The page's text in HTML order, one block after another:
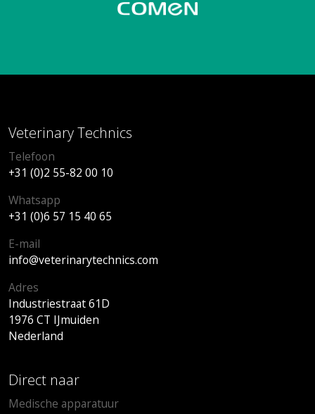
Veterinary Technics
Telefoon
+31 (0)2 55-82 00 10
Whatsapp
+31 (0)6 57 15 40 65
E-mail
info@veterinarytechnics.com
Adres
Industriestraat 61D
1976 CT IJmuiden
Nederland
Direct naar
Medische apparatuur